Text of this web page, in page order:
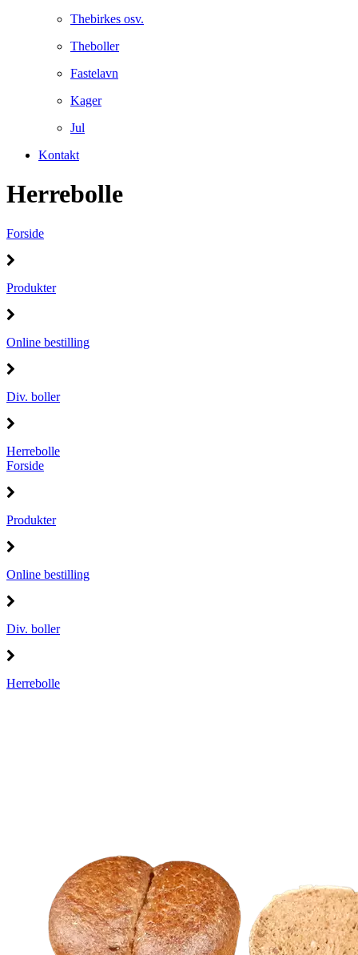
Thebirkes osv.
Theboller
Fastelavn
Kager
Jul
Kontakt
Herrebolle
Forside
Produkter
Online bestilling
Div. boller
Herrebolle
Forside
Produkter
Online bestilling
Div. boller
Herrebolle